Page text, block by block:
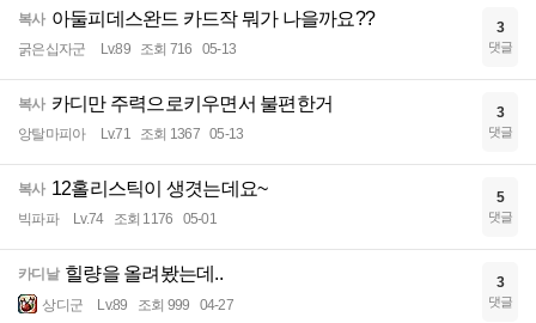
복사 아둘피데스완드 카드작 뭐가 나을까요??
굵은십자군 Lv.89 조회 716 05-13
3
댓글
복사 카디만 주력으로키우면서 불편한거
앙탈마피아 Lv.71 조회 1367 05-13
3
댓글
복사 12홀리스틱이 생겻는데요~
빅파파 Lv.74 조회 1176 05-01
5
댓글
카디날 힐량을 올려봤는데..
상디군 Lv.89 조회 999 04-27
3
댓글